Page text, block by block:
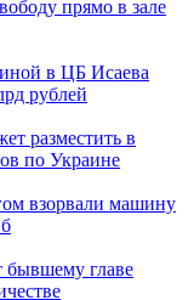
прямо в зале
в ЦБ Исаева
рублей
разместить в
по Украине
взорвали машину
бывшему главе